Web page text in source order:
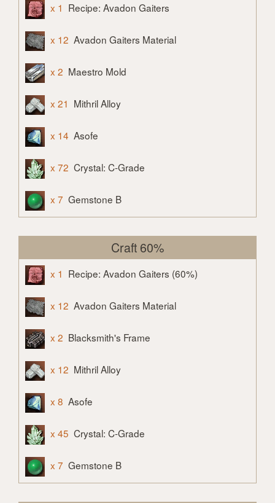
x 1 Recipe: Avadon Gaiters
x 12 Avadon Gaiters Material
x 2 Maestro Mold
x 21 Mithril Alloy
x 14 Asofe
x 72 Crystal: C-Grade
x 7 Gemstone B
Craft 60%
x 1 Recipe: Avadon Gaiters (60%)
x 12 Avadon Gaiters Material
x 2 Blacksmith's Frame
x 12 Mithril Alloy
x 8 Asofe
x 45 Crystal: C-Grade
x 7 Gemstone B